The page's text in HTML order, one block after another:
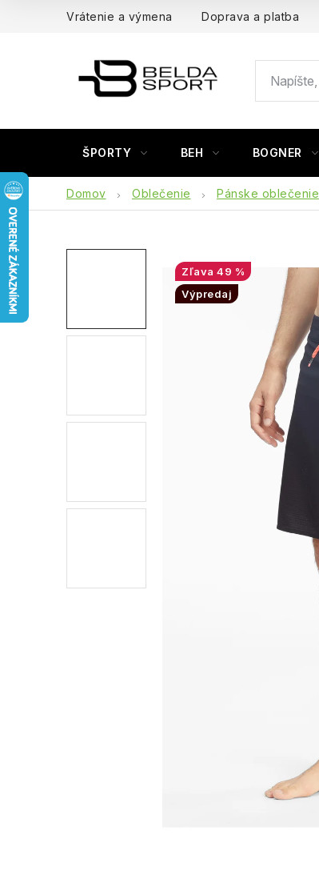
Vrátenie a výmena Doprava a platba
ŠPORTY BEH BOGNER
Domov Oblečenie Pánske oblečenie
49 %
Výpredaj